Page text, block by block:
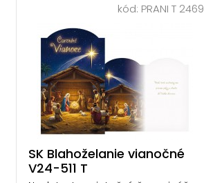
kód: PRANI T 2469
SK Blahoželanie vianočné
V24-511 T